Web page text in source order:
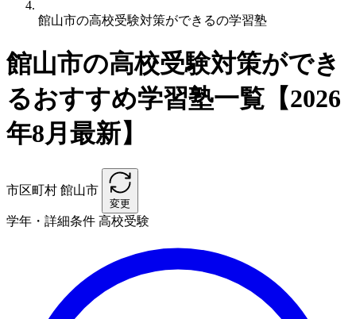
館山市の高校受験対策ができるの学習塾
館山市の高校受験対策ができ
るおすすめ学習塾一覧【2026
年8月最新】
市区町村 館山市
変更
学年・詳細条件 高校受験